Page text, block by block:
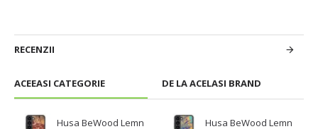
ACEEASI CATEGORIE DE LA ACELASI BRAND
Husa BeWood Lemn
Husa BeWood Lemn
RECENZII